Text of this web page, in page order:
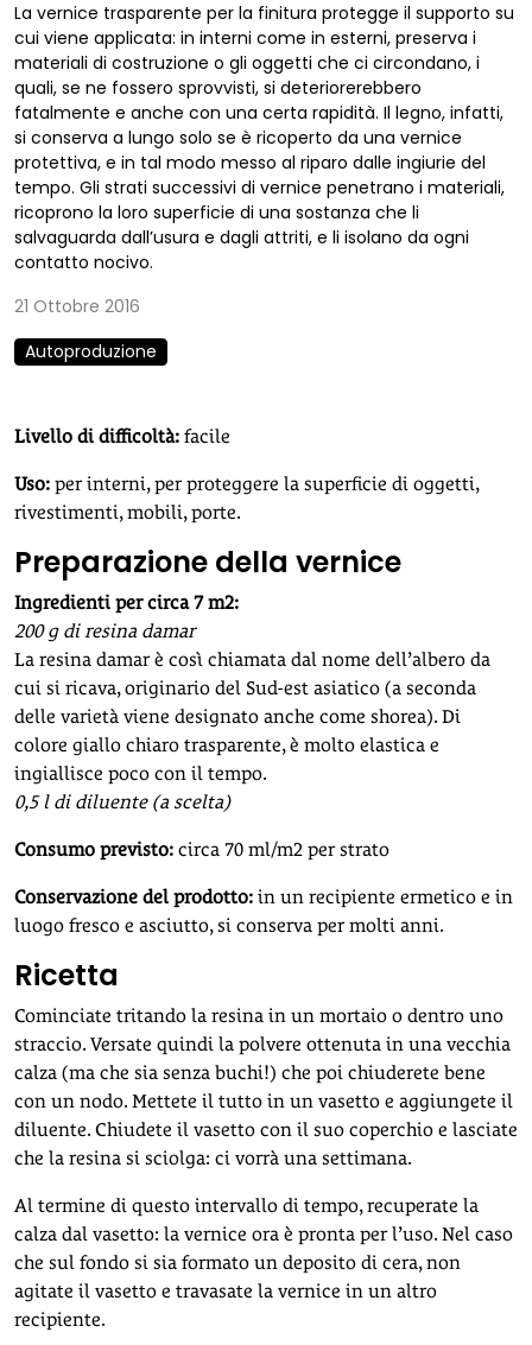
La vernice trasparente per la finitura protegge il supporto su
cui viene applicata: in interni come in esterni, preserva i
materiali di costruzione o gli oggetti che ci circondano, i
quali, se ne fossero sprovvisti, si deteriorerebbero
fatalmente e anche con una certa rapidità. Il legno, infatti,
si conserva a lungo solo se è ricoperto da una vernice
protettiva, e in tal modo messo al riparo dalle ingiurie del
tempo. Gli strati successivi di vernice penetrano i materiali,
ricoprono la loro superficie di una sostanza che li
salvaguarda dall’usura e dagli attriti, e li isolano da ogni
contatto nocivo.
21 Ottobre 2016
Autoproduzione
Livello di difficoltà: facile
Uso: per interni, per proteggere la superficie di oggetti,
rivestimenti, mobili, porte.
Preparazione della vernice
Ingredienti per circa 7 m2:
200 g di resina damar
La resina damar è così chiamata dal nome dell’albero da
cui si ricava, originario del Sud-est asiatico (a seconda
delle varietà viene designato anche come shorea). Di
colore giallo chiaro trasparente, è molto elastica e
ingiallisce poco con il tempo.
0,5 l di diluente (a scelta)
Consumo previsto: circa 70 ml/m2 per strato
Conservazione del prodotto: in un recipiente ermetico e in
luogo fresco e asciutto, si conserva per molti anni.
Ricetta
Cominciate tritando la resina in un mortaio o dentro uno
straccio. Versate quindi la polvere ottenuta in una vecchia
calza (ma che sia senza buchi!) che poi chiuderete bene
con un nodo. Mettete il tutto in un vasetto e aggiungete il
diluente. Chiudete il vasetto con il suo coperchio e lasciate
che la resina si sciolga: ci vorrà una settimana.
Al termine di questo intervallo di tempo, recuperate la
calza dal vasetto: la vernice ora è pronta per l’uso. Nel caso
che sul fondo si sia formato un deposito di cera, non
agitate il vasetto e travasate la vernice in un altro
recipiente.